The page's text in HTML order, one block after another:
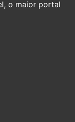
o maior portal